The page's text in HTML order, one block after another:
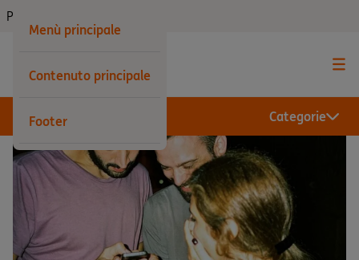
Menù principale
Contenuto principale
Footer
Privati
Categorie